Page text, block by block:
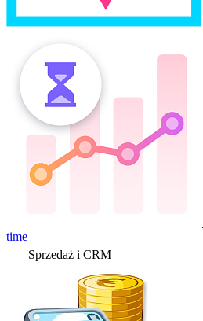
time
Sprzedaż i CRM